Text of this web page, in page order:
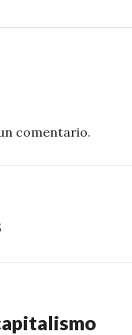
comentario.